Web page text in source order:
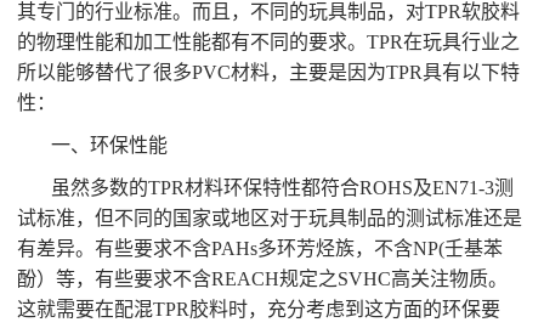
其专门的行业标准。而且，不同的玩具制品，对TPR软胶料
的物理性能和加工性能都有不同的要求。TPR在玩具行业之
所以能够替代了很多PVC材料，主要是因为TPR具有以下特
性：
一、环保性能
虽然多数的TPR材料环保特性都符合ROHS及EN71-3测
试标准，但不同的国家或地区对于玩具制品的测试标准还是
有差异。有些要求不含PAHs多环芳烃族，不含NP(壬基苯
酚）等，有些要求不含REACH规定之SVHC高关注物质。
这就需要在配混TPR胶料时，充分考虑到这方面的环保要